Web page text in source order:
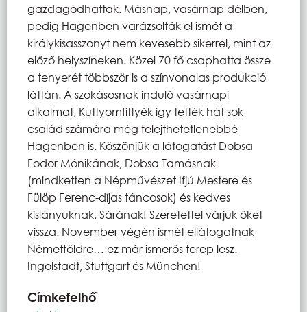
gazdagodhattak. Másnap, vasárnap délben,
pedig Hagenben varázsolták el ismét a
királykisasszonyt nem kevesebb sikerrel, mint az
előző helyszíneken. Közel 70 fő csaphatta össze
a tenyerét többször is a színvonalas produkció
láttán. A szokásosnak induló vasárnapi
alkalmat, Kuttyomfittyék így tették hát sok
család számára még felejthetetlenebbé
Hagenben is. Köszönjük a látogatást Dobsa
Fodor Mónikának, Dobsa Tamásnak
(mindketten a Népművészet Ifjú Mestere és
Fülöp Ferenc-díjas táncosok) és kedves
kislányuknak, Sárának! Szeretettel várjuk őket
vissza. November végén ismét ellátogatnak
Németföldre… ez már ismerős terep lesz.
Ingolstadt, Stuttgart és München!
Címkefelhő